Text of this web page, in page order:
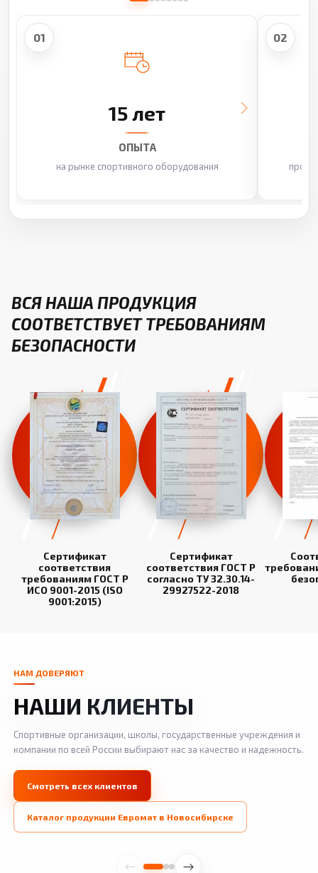
01
15 лет
ОПЫТА
на рынке спортивного оборудования
02
ВСЯ НАША ПРОДУКЦИЯ
СООТВЕТСТВУЕТ ТРЕБОВАНИЯМ
БЕЗОПАСНОСТИ
Сертификат
соответствия
требованиям ГОСТ Р
ИСО 9001-2015 (ISO
9001:2015)
Сертификат
соответствия ГОСТ Р
согласно ТУ 32.30.14-
29927522-2018
НАМ ДОВЕРЯЮТ
НАШИ КЛИЕНТЫ
Спортивные организации, школы, государственные учреждения и
компании по всей России выбирают нас за качество и надежность.
Смотреть всех клиентов
Каталог продукции Евромат в Новосибирске